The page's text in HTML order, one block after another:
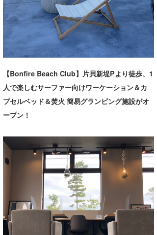
今月のプレゼント
【Bonfire Beach Club】片貝新堤Pより徒歩、1
人で楽しむサーファー向けワーケーション＆カ
プセルベッド＆焚火 簡易グランピング施設がオ
ープン！
湘南
千葉北
伊豆
大阪
四国
お知らせ
その他
ルール＆How to
サーファーズ
ライター/寄稿メディア
Core Surf Japan